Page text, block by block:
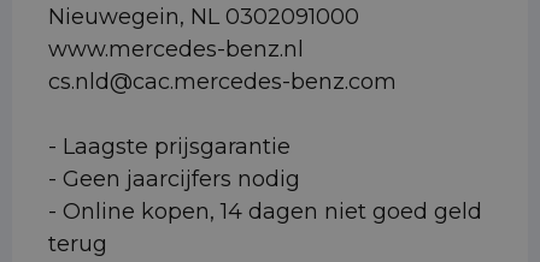
Nieuwegein, NL 0302091000
www.mercedes-benz.nl
cs.nld@cac.mercedes-benz.com
- Laagste prijsgarantie
- Geen jaarcijfers nodig
- Online kopen, 14 dagen niet goed geld
terug